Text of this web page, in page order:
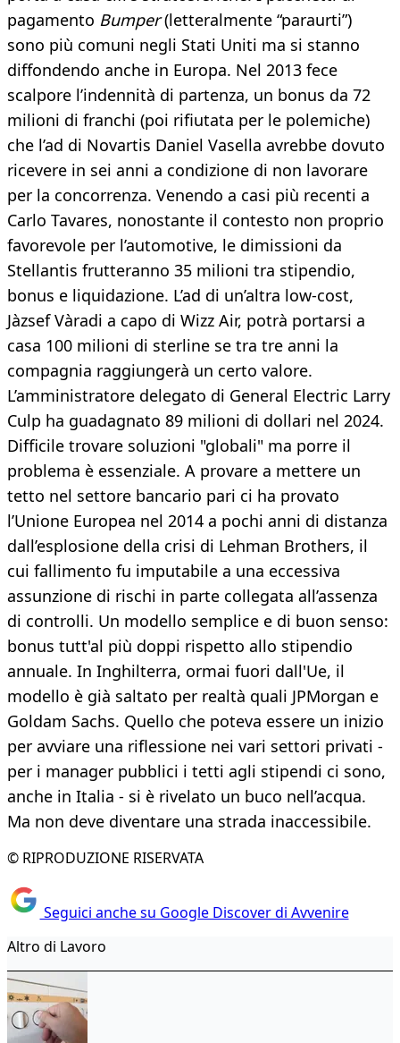
pagamento Bumper(letteralmente “paraurti”)
sono più comuni negli Stati Uniti ma si stanno
diffondendo anche in Europa. Nel 2013 fece
scalpore l’indennità di partenza, un bonus da 72
milioni di franchi (poi rifiutata per le polemiche)
che l’ad di Novartis Daniel Vasella avrebbe dovuto
ricevere in sei anni a condizione di non lavorare
per la concorrenza. Venendo a casi più recenti a
Carlo Tavares, nonostante il contesto non proprio
favorevole per l’automotive, le dimissioni da
Stellantis frutteranno 35 milioni tra stipendio,
bonus e liquidazione. L’ad di un’altra low-cost,
Jàzsef Vàradi a capo di Wizz Air, potrà portarsi a
casa 100 milioni di sterline se tra tre anni la
compagnia raggiungerà un certo valore.
L’amministratore delegato di General Electric Larry
Culp ha guadagnato 89 milioni di dollari nel 2024.
Difficile trovare soluzioni "globali" ma porre il
problema è essenziale. A provare a mettere un
tetto nel settore bancario pari ci ha provato
l’Unione Europea nel 2014 a pochi anni di distanza
dall’esplosione della crisi di Lehman Brothers, il
cui fallimento fu imputabile a una eccessiva
assunzione di rischi in parte collegata all’assenza
di controlli. Un modello semplice e di buon senso:
bonus tutt'al più doppi rispetto allo stipendio
annuale. In Inghilterra, ormai fuori dall'Ue, il
modello è già saltato per realtà quali JPMorgan e
Goldam Sachs. Quello che poteva essere un inizio
per avviare una riflessione nei vari settori privati -
per i manager pubblici i tetti agli stipendi ci sono,
anche in Italia - si è rivelato un buco nell’acqua.
Ma non deve diventare una strada inaccessibile.
© RIPRODUZIONE RISERVATA
Seguici anche su Google Discover di Avvenire
Altro di Lavoro